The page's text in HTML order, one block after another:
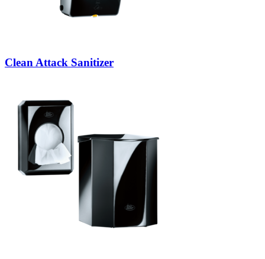
Clean Attack Sanitizer